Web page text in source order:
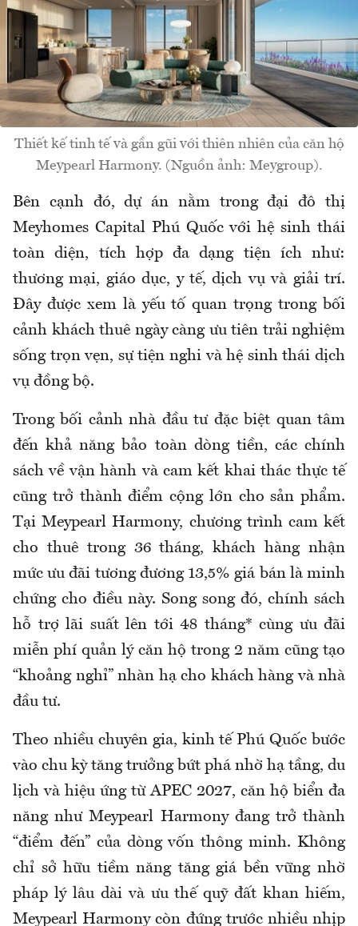
Thiết kế tinh tế và gần gũi với thiên nhiên của căn hộ
Meypearl Harmony. (Nguồn ảnh: Meygroup).
Bên cạnh đó, dự án nằm trong đại đô thị
Meyhomes Capital Phú Quốc với hệ sinh thái
toàn diện, tích hợp đa dạng tiện ích như:
thương mại, giáo dục, y tế, dịch vụ và giải trí.
Đây được xem là yếu tố quan trọng trong bối
cảnh khách thuê ngày càng ưu tiên trải nghiệm
sống trọn vẹn, sự tiện nghi và hệ sinh thái dịch
vụ đồng bộ.
Trong bối cảnh nhà đầu tư đặc biệt quan tâm
đến khả năng bảo toàn dòng tiền, các chính
sách về vận hành và cam kết khai thác thực tế
cũng trở thành điểm cộng lớn cho sản phẩm.
Tại Meypearl Harmony, chương trình cam kết
cho thuê trong 36 tháng, khách hàng nhận
mức ưu đãi tương đương 13,5% giá bán là minh
chứng cho điều này. Song song đó, chính sách
hỗ trợ lãi suất lên tới 48 tháng* cùng ưu đãi
miễn phí quản lý căn hộ trong 2 năm cũng tạo
“khoảng nghỉ” nhàn hạ cho khách hàng và nhà
đầu tư.
Theo nhiều chuyên gia, kinh tế Phú Quốc bước
vào chu kỳ tăng trưởng bứt phá nhờ hạ tầng, du
lịch và hiệu ứng từ APEC 2027, căn hộ biển đa
năng như Meypearl Harmony đang trở thành
“điểm đến” của dòng vốn thông minh. Không
chỉ sở hữu tiềm năng tăng giá bền vững nhờ
pháp lý lâu dài và ưu thế quỹ đất khan hiếm,
Meypearl Harmony còn đứng trước nhiều nhịp